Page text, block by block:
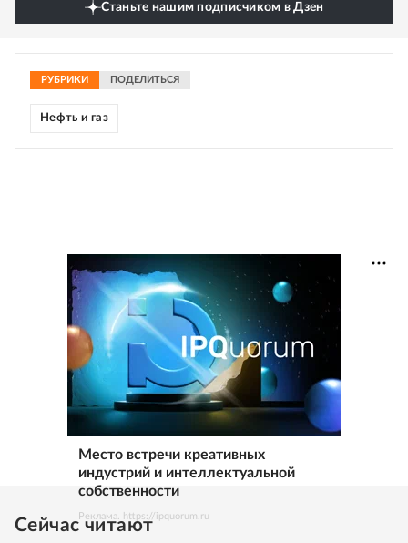
Станьте нашим подписчиком в Дзен
РУБРИКИ ПОДЕЛИТЬСЯ
Нефть и газ
Место встречи креативных
индустрий и интеллектуальной
собственности
Реклама. https://ipquorum.ru
Сейчас читают